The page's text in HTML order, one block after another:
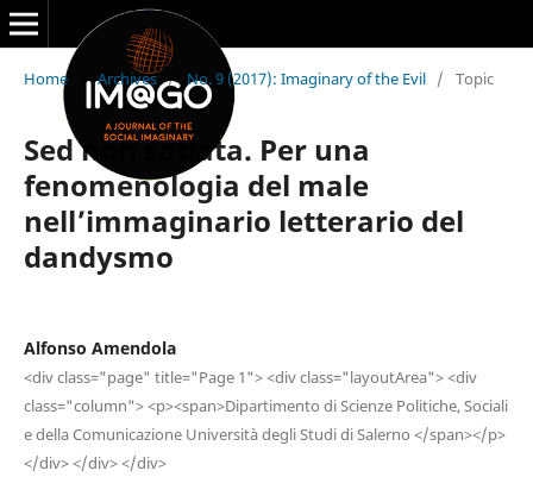
Home / Archives / No. 9 (2017): Imaginary of the Evil / Topic
Sed non satiata. Per una
fenomenologia del male
nell’immaginario letterario del
dandysmo
Alfonso Amendola
<div class="page" title="Page 1"> <div class="layoutArea"> <div
class="column"> <p><span>Dipartimento di Scienze Politiche, Sociali
e della Comunicazione Università degli Studi di Salerno </span></p>
</div> </div> </div>